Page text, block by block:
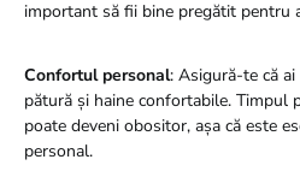
important să fii bine pregătit pentru
Confortul personal: Asigură-te că
pătură și haine confortabile. Timpul
poate deveni obositor, așa că este
personal.